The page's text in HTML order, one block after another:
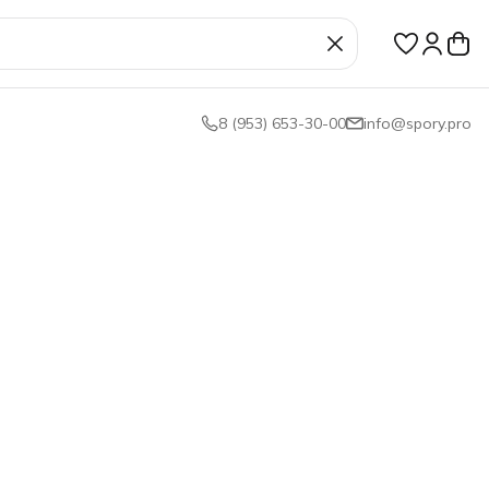
8 (953) 653-30-00 info@spory.pro